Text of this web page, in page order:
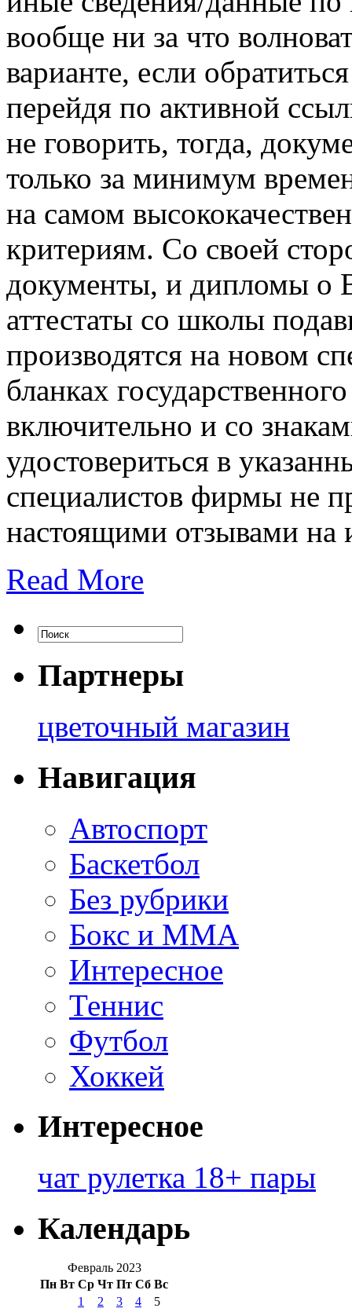
вообще ни за что
варианте, если
перейдя по активной
не говорить, тогда,
только за минимум
на самом
критериям. Со своей
документы, и дипломы о
аттестаты со школы
производятся на новом
бланках
включительно и со
удостовериться в
специалистов фирмы не
настоящими отзывами на
Read More
Партнеры
цветочный магазин
Навигация
Автоспорт
Баскетбол
Без рубрики
Бокс и ММА
Интересное
Теннис
Футбол
Хоккей
Интересное
чат рулетка 18+ пары
Календарь
Февраль 2023
Пн Вт Ср Чт Пт Сб Вс
1
2 3 4 5